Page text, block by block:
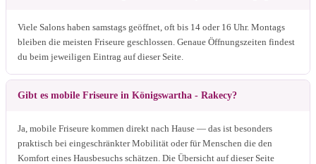
Viele Salons haben samstags geöffnet, oft bis 14 oder 16 Uhr. Montags
bleiben die meisten Friseure geschlossen. Genaue Öffnungszeiten findest
du beim jeweiligen Eintrag auf dieser Seite.
Gibt es mobile Friseure in Königswartha - Rakecy?
Ja, mobile Friseure kommen direkt nach Hause — das ist besonders
praktisch bei eingeschränkter Mobilität oder für Menschen die den
Komfort eines Hausbesuchs schätzen. Die Übersicht auf dieser Seite